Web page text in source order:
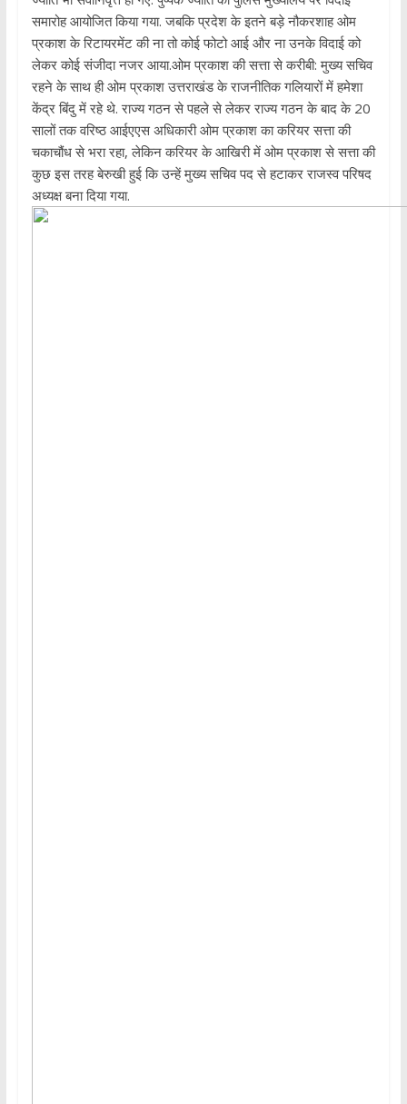
समारोह आयोजित किया गया. जबकि प्रदेश के इतने बड़े नौकरशाह ओम
प्रकाश के रिटायरमेंट की ना तो कोई फोटो आई और ना उनके विदाई को
लेकर कोई संजीदा नजर आया.ओम प्रकाश की सत्ता से करीबी: मुख्य सचिव
रहने के साथ ही ओम प्रकाश उत्तराखंड के राजनीतिक गलियारों में हमेशा
केंद्र बिंदु में रहे थे. राज्य गठन से पहले से लेकर राज्य गठन के बाद के 20
सालों तक वरिष्ठ आईएएस अधिकारी ओम प्रकाश का करियर सत्ता की
चकाचौंध से भरा रहा, लेकिन करियर के आखिरी में ओम प्रकाश से सत्ता की
कुछ इस तरह बेरुखी हुई कि उन्हें मुख्य सचिव पद से हटाकर राजस्व परिषद
अध्यक्ष बना दिया गया.